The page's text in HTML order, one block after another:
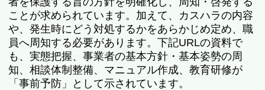
ことが求められています。加えて、カスハラの内容
や、発生時にどう対処するかをあらかじめ定め、職
員へ周知する必要があります。下記URLの資料で
も、実態把握、事業者の基本方針・基本姿勢の周
知、相談体制整備、マニュアル作成、教育研修が
「事前予防」として示されています。